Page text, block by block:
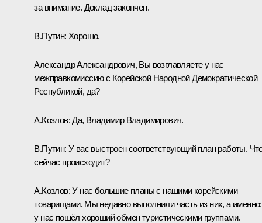
за внимание. Доклад закончен.
В.Путин: Хорошо.
Александр Александрович, Вы возглавляете у нас
межправкомиссию с Корейской Народной Демократической
Республикой, да?
А.Козлов:Да, Владимир Владимирович.
В.Путин: У вас выстроен соответствующий план работы.
сейчас происходит?
А.Козлов:У нас большие планы с нашими корейскими
товарищами. Мы недавно выполнили часть из них, а именно:
у нас пошёл хороший обмен туристическими группами.